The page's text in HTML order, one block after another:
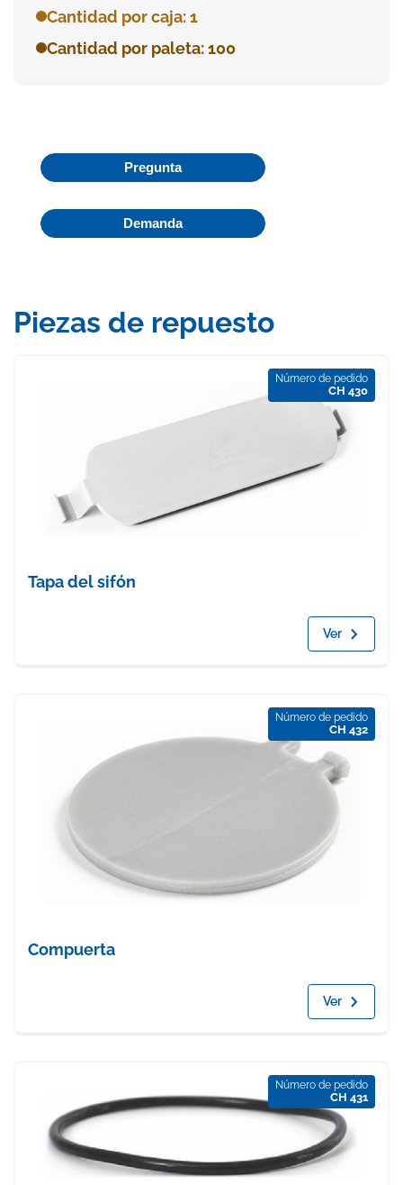
Cantidad por caja: 1
Cantidad por paleta: 100
Pregunta
Demanda
Piezas de repuesto
Número de pedido
CH 430
Tapa del sifón
Ver
Número de pedido
CH 432
Compuerta
Ver
Número de pedido
CH 431